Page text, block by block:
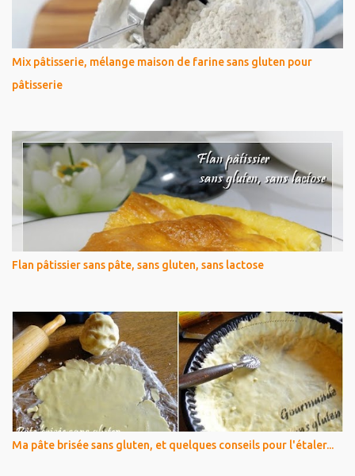
Mix pâtisserie, mélange maison de farine sans gluten pour
pâtisserie
Flan pâtissier sans pâte, sans gluten, sans lactose
Ma pâte brisée sans gluten, et quelques conseils pour l'étaler...